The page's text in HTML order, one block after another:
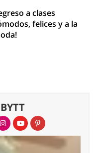
a clases
felices y a la